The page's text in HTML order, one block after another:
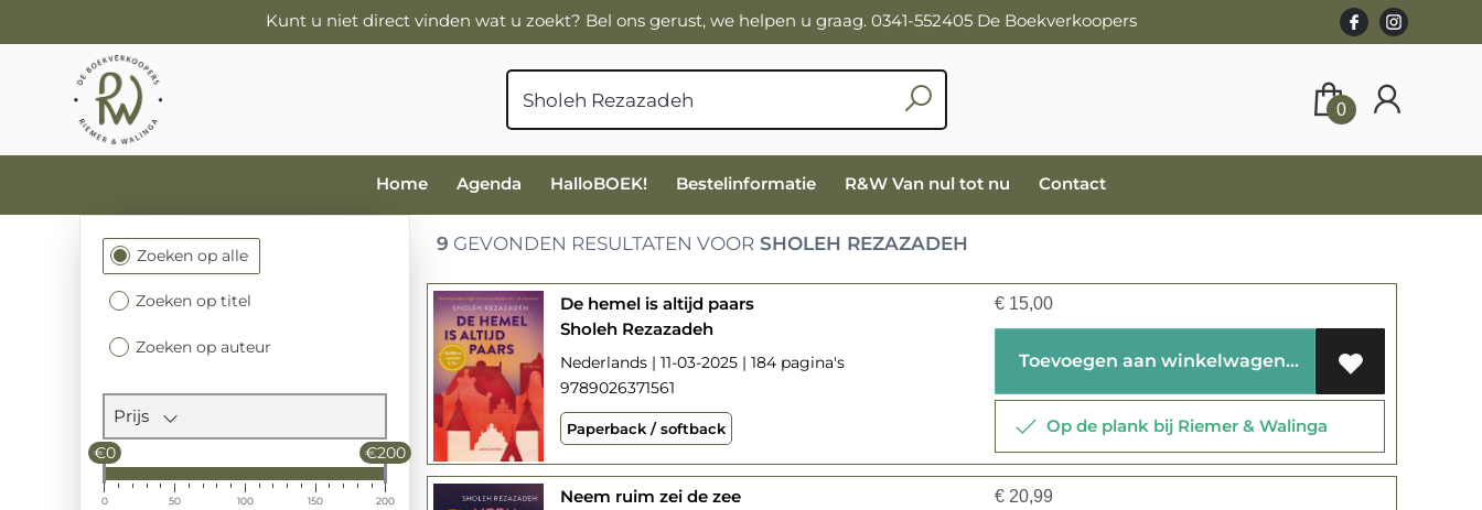
Kunt u niet direct vinden wat u zoekt? Bel ons gerust, we helpen u graag. 0341-552405 De Boekverkoopers
0
Home Agenda HalloBOEK! Bestelinformatie R&W Van nul tot nu Contact
Filtersectie
Zoeken op alle
Zoeken op titel
Zoeken op auteur
Prijs
€0 €200
0 50 100 150 200
9 GEVONDEN RESULTATEN VOOR SHOLEH REZAZADEH
De hemel is altijd paars
Sholeh Rezazadeh
Nederlands | 11-03-2025 | 184 pagina's
9789026371561
Paperback / softback
€ 15,00
Toevoegen aan winkelwagen
Op de plank bij Riemer & Walinga
Neem ruim zei de zee
€ 20,99